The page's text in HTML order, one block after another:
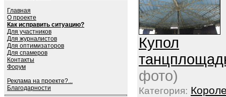
Главная
О проекте
Как исправить ситуацию?
Для участников
Для журналистов
Для оптимизаторов
Для спамеров
Контакты
Форум
Реклама на проекте?...
Благодарности
Купол
фото)
Категория: